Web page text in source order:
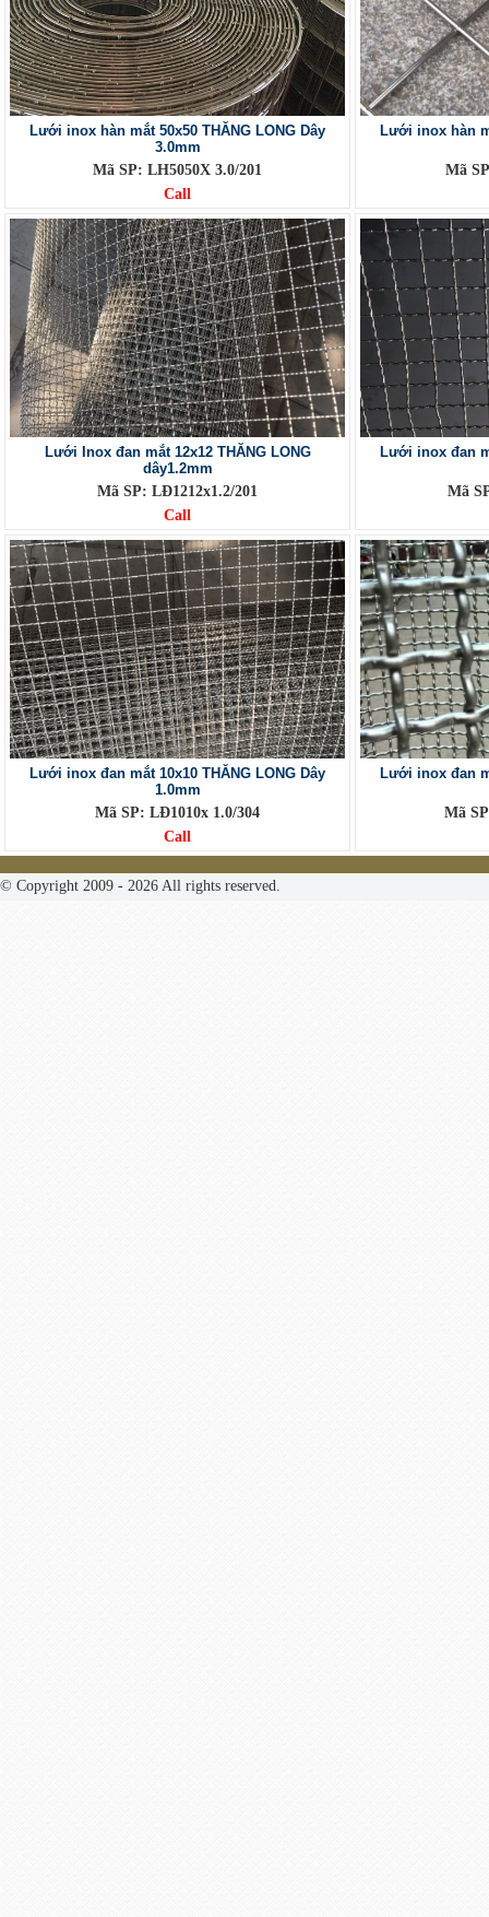
Lưới inox hàn mắt 50x50 THĂNG LONG Dây
3.0mm
Mã SP: LH5050X 3.0/201
Call
Lưới inox hàn
Mã
Lưới Inox đan mắt 12x12 THĂNG LONG
dây1.2mm
Mã SP: LĐ1212x1.2/201
Call
Lưới inox đan
Mã
Lưới inox đan mắt 10x10 THĂNG LONG Dây
1.0mm
Mã SP: LĐ1010x 1.0/304
Call
Lưới inox đan
Mã
© Copyright 2009 - 2026 All rights reserved.